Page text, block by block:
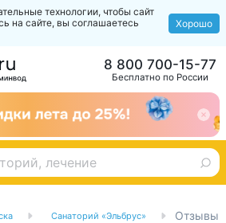
технологии, чтобы сайт
на сайте, вы соглашаетесь
Хорошо
Бесплатно по России
8 800 700-15-77
Санаторий «Эльбрус» Отзывы